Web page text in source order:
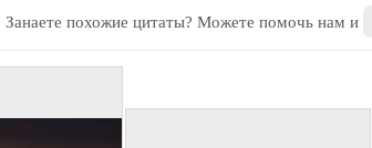
Занаете похожие цитаты? Можете помочь нам и